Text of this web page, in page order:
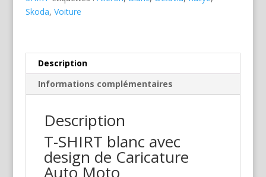
Skoda, Voiture
Description
Informations complémentaires
Description
T-SHIRT blanc avec
design de Caricature
Auto Moto